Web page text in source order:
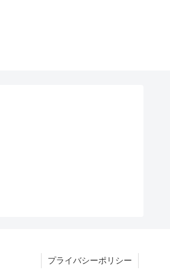
プライバシーポリシー